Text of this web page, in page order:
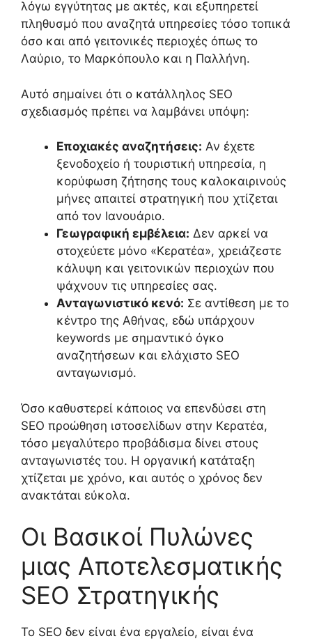
λόγω εγγύτητας με ακτές, και εξυπηρετεί
πληθυσμό που αναζητά υπηρεσίες τόσο τοπικά
όσο και από γειτονικές περιοχές όπως το
Λαύριο, το Μαρκόπουλο και η Παλλήνη.
Αυτό σημαίνει ότι ο κατάλληλος SEO
σχεδιασμός πρέπει να λαμβάνει υπόψη:
Εποχιακές αναζητήσεις: Αν έχετε
ξενοδοχείο ή τουριστική υπηρεσία, η
κορύφωση ζήτησης τους καλοκαιρινούς
μήνες απαιτεί στρατηγική που χτίζεται
από τον Ιανουάριο.
Γεωγραφική εμβέλεια: Δεν αρκεί να
στοχεύετε μόνο «Κερατέα», χρειάζεστε
κάλυψη και γειτονικών περιοχών που
ψάχνουν τις υπηρεσίες σας.
Ανταγωνιστικό κενό: Σε αντίθεση με το
κέντρο της Αθήνας, εδώ υπάρχουν
keywords με σημαντικό όγκο
αναζητήσεων και ελάχιστο SEO
ανταγωνισμό.
Όσο καθυστερεί κάποιος να επενδύσει στη
SEO προώθηση ιστοσελίδων στην Κερατέα,
τόσο μεγαλύτερο προβάδισμα δίνει στους
ανταγωνιστές του. Η οργανική κατάταξη
χτίζεται με χρόνο, και αυτός ο χρόνος δεν
ανακτάται εύκολα.
Οι Βασικοί Πυλώνες
μιας Αποτελεσματικής
SEO Στρατηγικής
Το SEO δεν είναι ένα εργαλείο, είναι ένα